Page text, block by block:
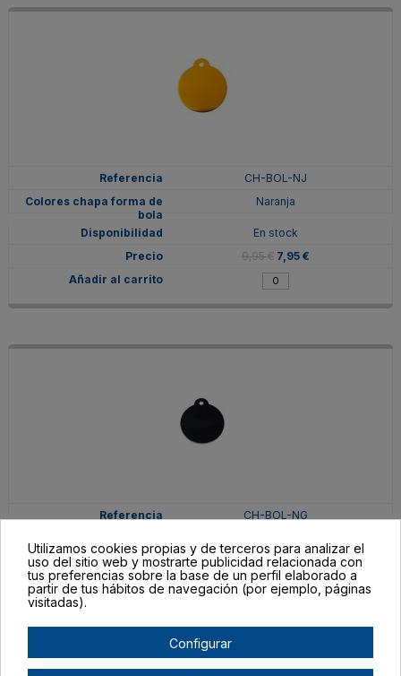
CH-BOL-NJ
Naranja
En stock
9,95 € 7,95 €
CH-BOL-NG
En stock
9,95 € 7,95 €
Utilizamos cookies propias y de terceros para analizar el
uso del sitio web y mostrarte publicidad relacionada con
tus preferencias sobre la base de un perfil elaborado a
partir de tus hábitos de navegación (por ejemplo, páginas
visitadas).
Configurar